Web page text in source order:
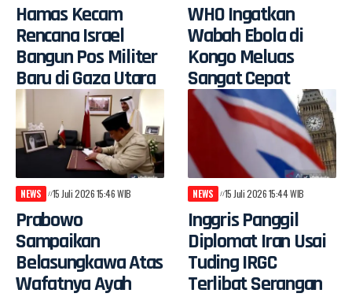
Hamas Kecam
Rencana Israel
Bangun Pos Militer
Baru di Gaza Utara
WHO Ingatkan
Wabah Ebola di
Kongo Meluas
Sangat Cepat
NEWS 15 Juli 2026 15:46 WIB
Prabowo
Sampaikan
Belasungkawa Atas
Wafatnya Ayah
NEWS 15 Juli 2026 15:44 WIB
Inggris Panggil
Diplomat Iran Usai
Tuding IRGC
Terlibat Serangan